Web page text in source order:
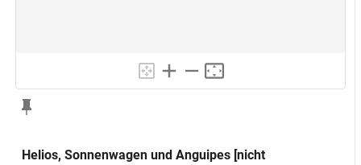
Helios, Sonnenwagen und Anguipes [nicht